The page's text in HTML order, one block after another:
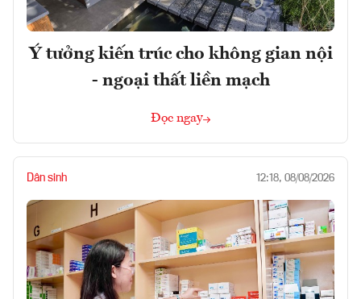
Ý tưởng kiến trúc cho không gian nội
- ngoại thất liền mạch
Đọc ngay
Dân sinh 12:18, 08/08/2026